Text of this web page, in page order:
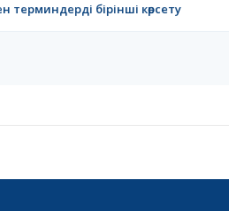
терминдерді бірінші көрсету